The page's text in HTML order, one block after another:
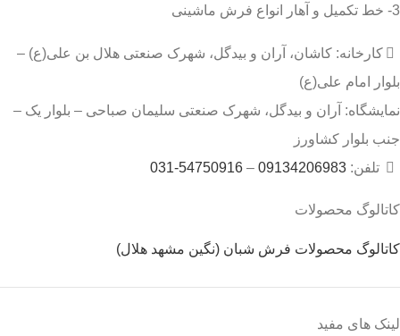
3- خط تکمیل و آهار انواع فرش ماشینی
کارخانه: کاشان، آران و بیدگل، شهرک صنعتی هلال بن علی(ع) –
بلوار امام علی(ع)
نمایشگاه: آران و بیدگل، شهرک صنعتی سلیمان صباحی – بلوار یک –
جنب بلوار کشاورز
تلفن: 09134206983
–
54750916-031
کاتالوگ محصولات
کاتالوگ محصولات فرش شبان (نگین مشهد هلال)
لینک های مفید